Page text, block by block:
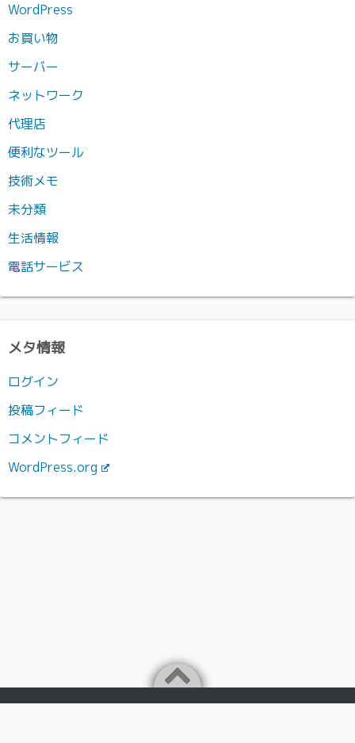
WordPress
お買い物
サーバー
ネットワーク
代理店
便利なツール
技術メモ
未分類
生活情報
電話サービス
メタ情報
ログイン
投稿フィード
コメントフィード
WordPress.org